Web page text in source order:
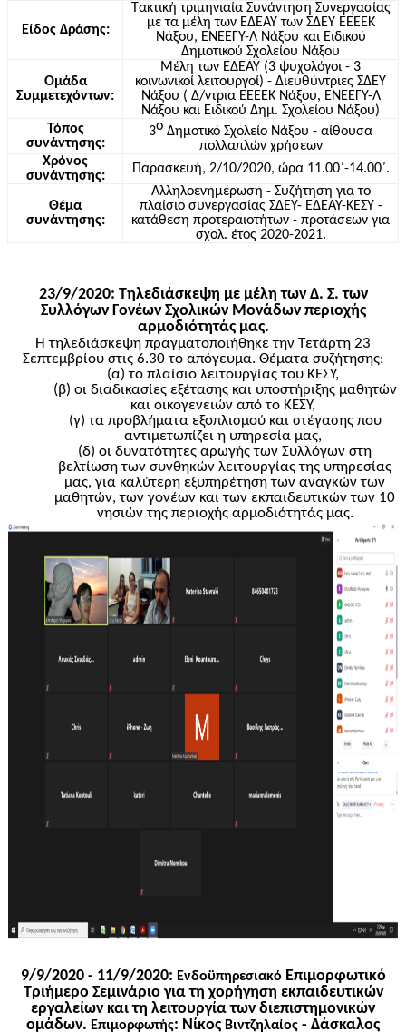
Είδος Δράσης:
Τακτική τριμηνιαία Συνάντηση Συνεργασίας
με τα μέλη των ΕΔΕΑΥ των ΣΔΕΥ ΕΕΕΕΚ
Νάξου, ΕΝΕΕΓΥ-Λ Νάξου και Ειδικού
Δημοτικού Σχολείου Νάξου
Ομάδα
Συμμετεχόντων:
Μέλη των ΕΔΕΑΥ (3 ψυχολόγοι - 3
κοινωνικοί λειτουργοί) - Διευθύντριες ΣΔΕΥ
Νάξου ( Δ/ντριαΕΕΕΕΚ Νάξου, ΕΝΕΕΓΥ-Λ
Νάξου και Ειδικού Δημ. Σχολείου Νάξου)
Τόπος
συνάντησης:
3ο Δημοτικό Σχολείο Νάξου - αίθουσα
πολλαπλών χρήσεων
Χρόνος
συνάντησης:
Παρασκευή, 2/10/2020, ώρα 11.00΄-14.00΄.
Θέμα
συνάντησης:
Αλληλοενημέρωση - Συζήτηση για το
πλαίσιο συνεργασίας ΣΔΕΥ- ΕΔΕΑΥ-ΚΕΣΥ -
κατάθεση προτεραιοτήτων - προτάσεων για
σχολ. έτος 2020-2021.
23/9/2020: Τηλεδιάσκεψη με μέλη των Δ. Σ. των
Συλλόγων Γονέων Σχολικών Μονάδων περιοχής
αρμοδιότητάς μας.
Η τηλεδιάσκεψη πραγματοποιήθηκε την Τετάρτη 23
Σεπτεμβρίου στις 6.30 το απόγευμα. Θέματα συζήτησης:
(α) το πλαίσιο λειτουργίας του ΚΕΣΥ,
(β) οι διαδικασίες εξέτασης και υποστήριξης μαθητών
και οικογενειών από το ΚΕΣΥ,
(γ) τα προβλήματα εξοπλισμού και στέγασης που
αντιμετωπίζει η υπηρεσία μας,
(δ) οι δυνατότητες αρωγής των Συλλόγων στη
βελτίωση των συνθηκών λειτουργίας της υπηρεσίας
μας, για καλύτερη εξυπηρέτηση των αναγκών των
μαθητών, των γονέων και των εκπαιδευτικών των 10
νησιών της περιοχής αρμοδιότητάς μας.
9/9/2020 - 11/9/2020: Ενδοϋπηρεσιακό Επιμορφωτικό
Τριήμερο Σεμινάριο για τη χορήγηση εκπαιδευτικών
εργαλείων και τη λειτουργία των διεπιστημονικών
ομάδων. Επιμορφωτής: Νίκος Βιντζηλαίος - Δάσκαλος